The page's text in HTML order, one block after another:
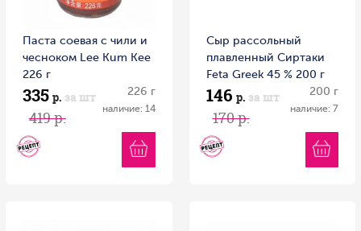
Паста соевая с чили и
чесноком Lee Kum Kee
226 г
335 р. за шт
419 р.
226 г
наличие: 14
Сыр рассольный
плавленный Сиртаки
Feta Greek 45 % 200 г
146 р. за шт
170 р.
200 г
наличие: 7